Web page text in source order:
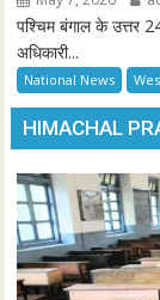
पश्चिम बंगाल के उत्तर
अधिकारी...
National News
HIMACHAL